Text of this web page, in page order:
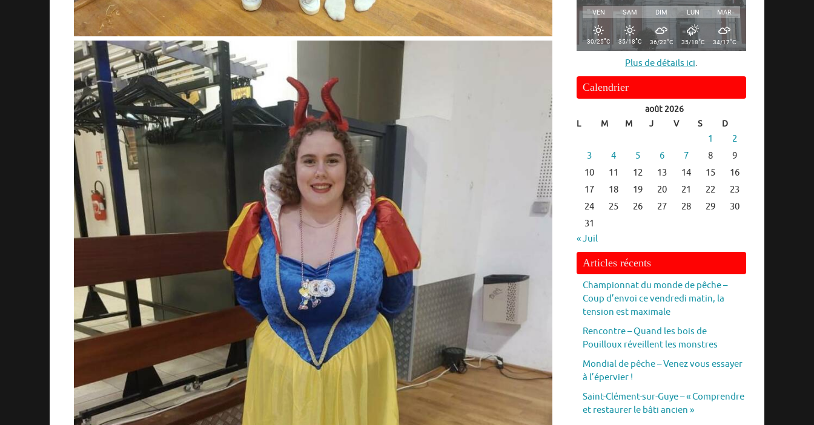
VEN SAM DIM LUN MAR
30/25°C 35/18°C 36/22°C 35/18°C 34/17°C
Plus de détails ici.
Calendrier
août 2026
L
M M J V S D
1
2
3
4 5 6 7 8
9
10
11 12 13 14 15
16
17
18 19 20 21 22
23
24
25 26 27 28 29
30
31
« Juil
Articles récents
Championnat du monde de pêche –
Coup d’envoi ce vendredi matin, la
tension est maximale
Rencontre – Quand les bois de
Pouilloux réveillent les monstres
Mondial de pêche – Venez vous essayer
à l’épervier !
Saint-Clément-sur-Guye – « Comprendre
et restaurer le bâti ancien »